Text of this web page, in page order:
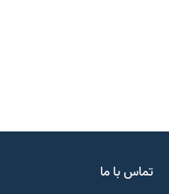
تماس با ما